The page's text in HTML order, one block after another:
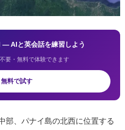
AIと英会話を練習しよう
要・無料で体験できます
無料で試す
部、パナイ島の北西に位置する